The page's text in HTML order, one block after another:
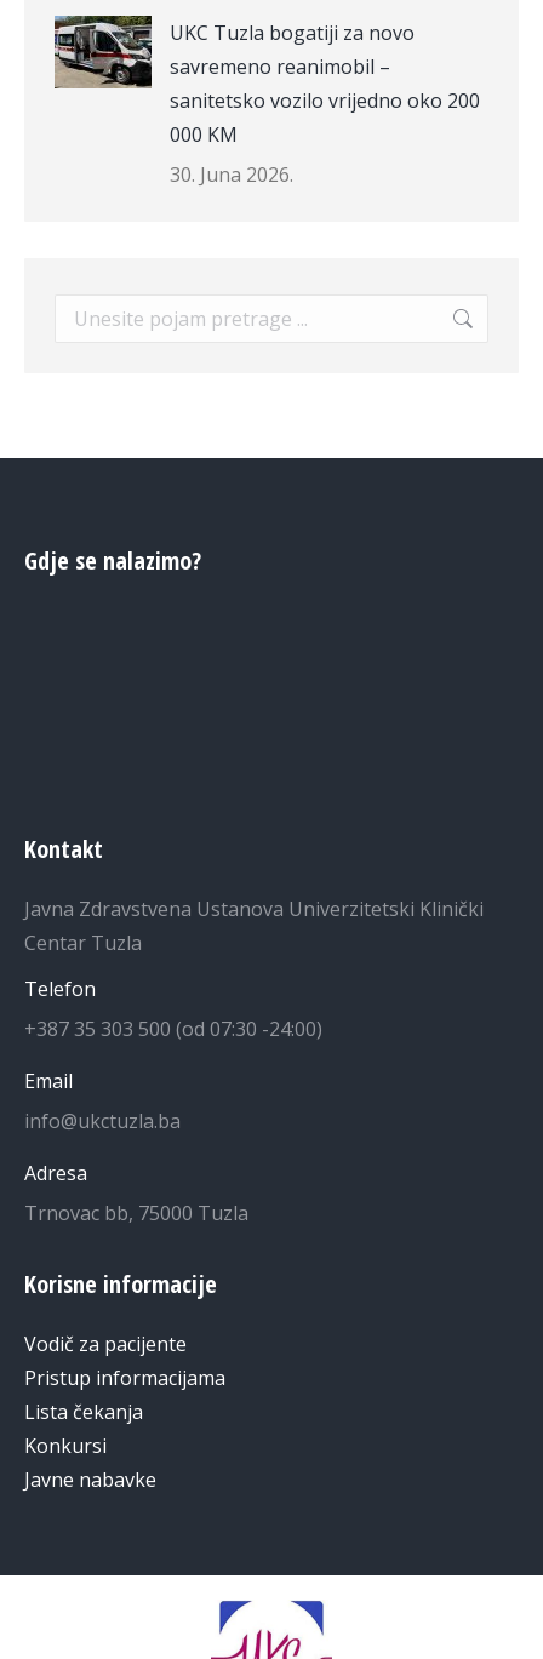
UKC Tuzla bogatiji za novo
savremeno reanimobil –
sanitetsko vozilo vrijedno oko 200
000 KM
30. Juna 2026.
Search:
Gdje se nalazimo?
Kontakt
Javna Zdravstvena Ustanova Univerzitetski Klinički
Centar Tuzla
Telefon
+387 35 303 500 (od 07:30 -24:00)
Email
info@ukctuzla.ba
Adresa
Trnovac bb, 75000 Tuzla
Korisne informacije
Vodič za pacijente
Pristup informacijama
Lista čekanja
Konkursi
Javne nabavke